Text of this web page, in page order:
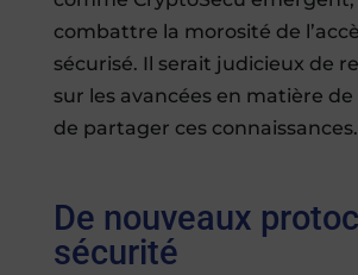
combattre la morosité de
sécurisé. Il serait judicieux de
sur les avancées en matière
de partager ces connaissances.
De nouveaux
sécurité